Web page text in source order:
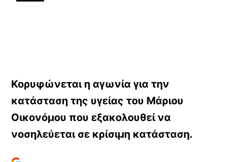
Κορυφώνεται η αγωνία για την
κατάσταση της υγείας του Μάριου
Οικονόμου που εξακολουθεί να
νοσηλεύεται σε κρίσιμη κατάσταση.